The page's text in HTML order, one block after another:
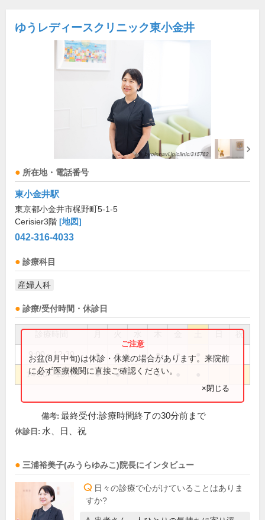
ゆうレディースクリニック東小金井
所在地・電話番号
東小金井駅
東京都小金井市梶野町5-1-5
Cerisier3階 [地図]
042-316-4033
診療科目
産婦人科
診療/受付時間・休診日
祝
9:00～12:30 ● ● ● ●
14:30～18:00 ● ● ●
お盆(8月中旬)は休診・休業の場合があります。来院前
に必ず医療機関に直接ご確認ください。
×閉じる
備考: 最終受付:診療時間終了の30分前まで
休診日: 水、日、祝
三浦裕美子(みうらゆみこ) 院長にインタビュー
日々の診療で心がけていることはありま
すか?